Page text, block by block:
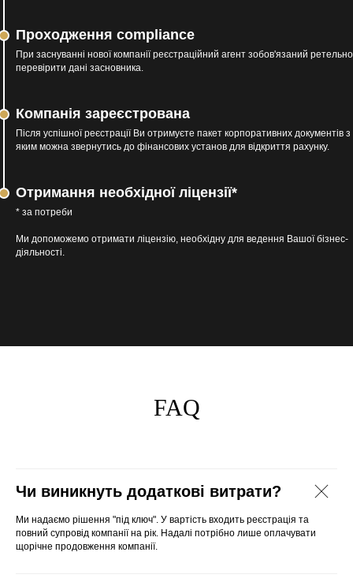
Проходження compliance
При заснуванні нової компанії реєстраційний агент зобов'язаний ретельно
перевірити дані засновника.
Компанія зареєстрована
Після успішної реєстрації Ви отримуєте пакет корпоративних документів з
яким можна звернутись до фінансових установ для відкриття рахунку.
Отримання необхідної ліцензії*
* за потреби
Ми допоможемо отримати ліцензію, необхідну для ведення Вашої бізнес-
діяльності.
FAQ
Чи виникнуть додаткові витрати?
Ми надаємо рішення "під ключ". У вартість входить реєстрація та
повний супровід компанії на рік. Надалі потрібно лише оплачувати
щорічне продовження компанії.